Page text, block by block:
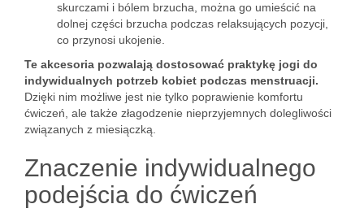
skurczami i bólem brzucha, można go umieścić na
dolnej części brzucha podczas relaksujących pozycji,
co przynosi ukojenie.
Te akcesoria pozwalają dostosować praktykę jogi do
indywidualnych potrzeb kobiet podczas menstruacji.
Dzięki nim możliwe jest nie tylko poprawienie komfortu
ćwiczeń, ale także złagodzenie nieprzyjemnych dolegliwości
związanych z miesiączką.
Znaczenie indywidualnego
podejścia do ćwiczeń